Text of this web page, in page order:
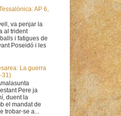
AP 6,
va penjar la
al trident
i fatigues de
Poseidó i les
La guerra
31)
Pere ja
duent la
el mandat de
trobar-se a...